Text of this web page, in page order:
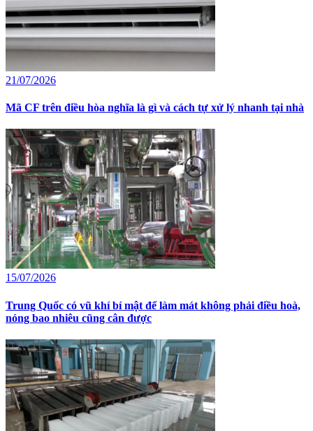
21/07/2026
Mã CF trên điều hòa nghĩa là gì và cách tự xử lý nhanh tại nhà
15/07/2026
Trung Quốc có vũ khí bí mật để làm mát không phải điều hoà,
nóng bao nhiêu cũng cân được